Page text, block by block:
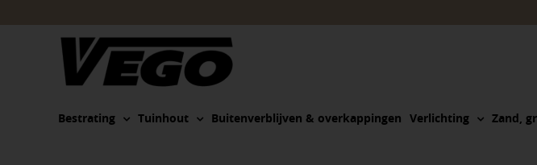
Bestrating Tuinhout Buitenverblijven & overkappingen Verlichting Zand,